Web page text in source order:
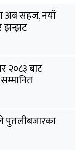
अब सहज, नयाँ
झन्झट
२०८३ बाट
पुतलीबजारका